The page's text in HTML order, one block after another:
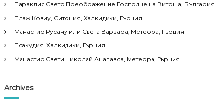
Параклис Свето Преображение Господне на Витоша, България
Плаж Ковиу, Ситония, Халкидики, Гърция
Манастир Русану или Света Варвара, Метеора, Гърция
Псакудия, Халкидики, Гърция
Манастир Свети Николай Анапавса, Метеора, Гърция
Archives